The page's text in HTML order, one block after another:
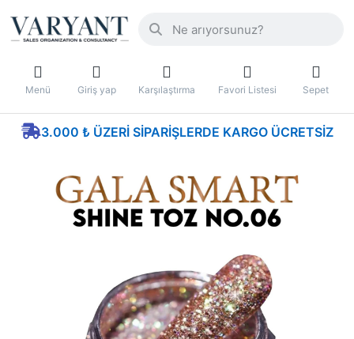
Menü Giriş yap Karşılaştırma Favori Listesi Sepet
3.000 ₺ ÜZERI SIPARIŞLERDE KARGO ÜCRETSIZ